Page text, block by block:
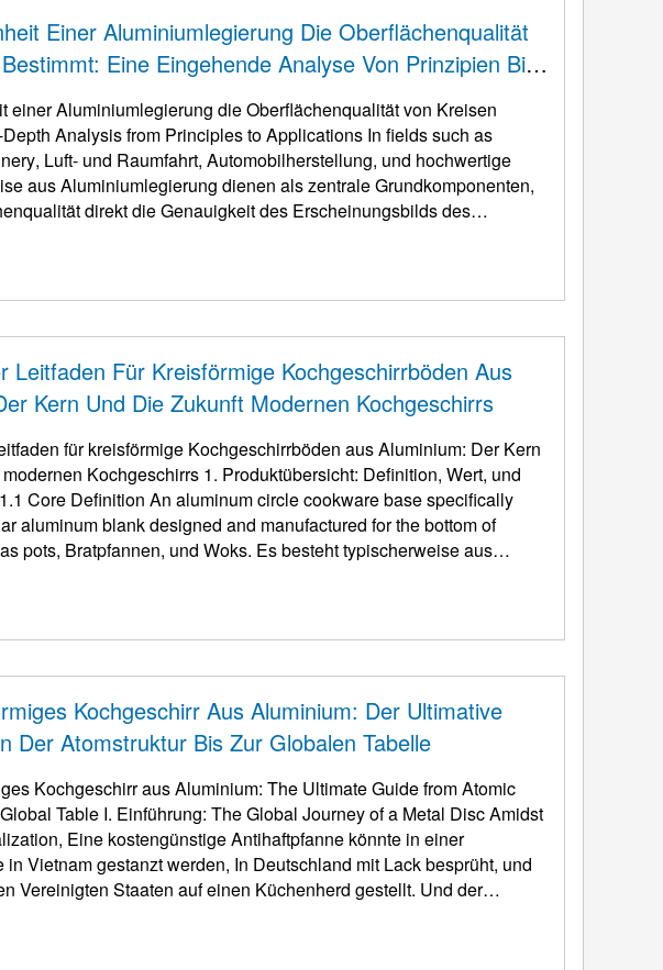
Einer Aluminiumlegierung Die Oberflächenqualität
Eine Eingehende Analyse Von Prinzipien Bis
einer Aluminiumlegierung die Oberflächenqualität von Kreisen
Analysis from Principles to Applications In fields such as
, Luft- und Raumfahrt, Automobilherstellung, und hochwertige
aus Aluminiumlegierung dienen als zentrale Grundkomponenten,
direkt die Genauigkeit des Erscheinungsbilds des
Leitfaden Für Kreisförmige Kochgeschirrböden Aus
Kern Und Die Zukunft Modernen Kochgeschirrs
für kreisförmige Kochgeschirrböden aus Aluminium: Der Kern
Kochgeschirrs 1. Produktübersicht: Definition, Wert, und
Core Definition An aluminum circle cookware base specifically
aluminum blank designed and manufactured for the bottom of
pots, Bratpfannen, und Woks. Es besteht typischerweise aus
Kochgeschirr Aus Aluminium: Der Ultimative
Der Atomstruktur Bis Zur Globalen Tabelle
Kochgeschirr aus Aluminium: The Ultimate Guide from Atomic
Table I. Einführung: The Global Journey of a Metal Disc Amidst
, Eine kostengünstige Antihaftpfanne könnte in einer
in Vietnam gestanzt werden, In Deutschland mit Lack besprüht, und
Vereinigten Staaten auf einen Küchenherd gestellt. Und der